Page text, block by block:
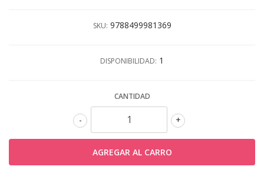
SKU: 9788499981369
DISPONIBILIDAD: 1
CANTIDAD
+
-